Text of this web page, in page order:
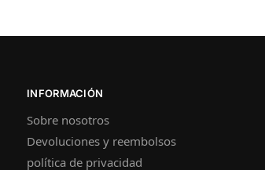
INFORMACIÓN
Sobre nosotros
Devoluciones y reembolsos
política de privacidad